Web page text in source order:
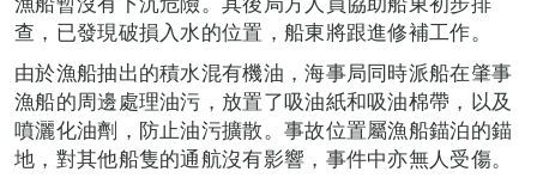
查，已發現破損入水的位置，船東將跟進修補工作。
由於漁船抽出的積水混有機油，海事局同時派船在肇事
漁船的周邊處理油污，放置了吸油紙和吸油棉帶，以及
噴灑化油劑，防止油污擴散。事故位置屬漁船錨泊的錨
地，對其他船隻的通航沒有影響，事件中亦無人受傷。